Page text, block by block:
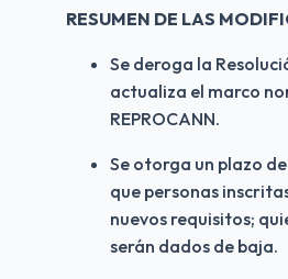
RESUMEN DE LAS
Se deroga la
actualiza el marco
REPROCANN.
Se otorga un plazo
que personas
nuevos requisitos;
serán dados de baja.